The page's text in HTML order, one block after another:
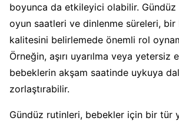
boyunca da etkileyici olabilir. Gündüz
oyun saatleri ve dinlenme süreleri, bir
kalitesini belirlemede önemli rol
Örneğin, aşırı uyarılma veya yetersiz
bebeklerin akşam saatinde uykuya
zorlaştırabilir.
Gündüz rutinleri, bebekler için bir tür